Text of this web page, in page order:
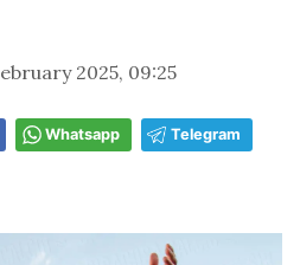
2025, 09:25
Whatsapp Telegram